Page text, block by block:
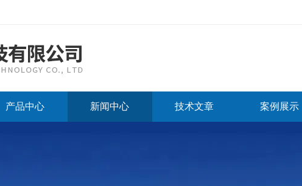
产品中心 新闻中心 技术文章 案例展示